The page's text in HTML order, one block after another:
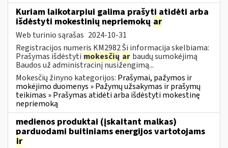
Kuriam laikotarpiui galima prašyti atidėti arba
išdėstyti mokestinių nepriemokų ar
Web turinio sąrašas 2024-10-31
Registracijos numeris KM2982 Ši informacija skelbiama:
Prašymas išdėstyti mokesčių ar baudų sumokėjimą
Baudos už administracinį nusižengimą...
Mokesčių žinyno kategorijos: Prašymai, pažymos ir
mokėjimo duomenys » Pažymų užsakymas ir prašymų
teikimas » Prašymas atidėti arba išdėstyti mokestinę
nepriemoką
medienos produktai (įskaitant malkas)
parduodami buitiniams energijos vartotojams
ir